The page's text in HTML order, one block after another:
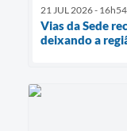
21 JUL 2026 - 16h54
Vias da Sede
deixando a